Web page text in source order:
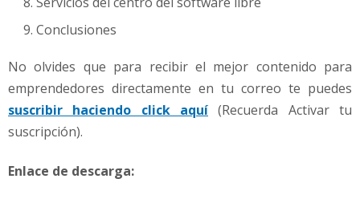
Conclusiones
No olvides que para recibir el mejor contenido para
emprendedores directamente en tu correo te puedes
suscribir haciendo click aquí (Recuerda Activar tu
suscripción).
Enlace de descarga: